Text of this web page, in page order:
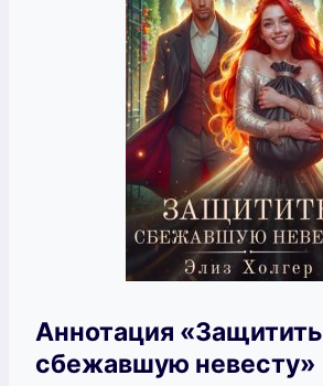
Аннотация «Защитить
сбежавшую невесту»